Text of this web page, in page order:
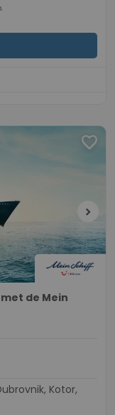
favorite
chevron_right
de Mein